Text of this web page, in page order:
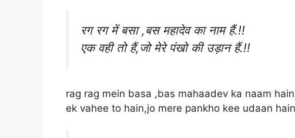
रग रग में बसा ,बस महादेव का नाम हैं.!!
एक वही तो हैं,जो मेरे पंखो की उड़ान हैं.!!
rag rag mein basa ,bas mahaadev ka naam
ek vahee to hain,jo mere pankho kee udaan